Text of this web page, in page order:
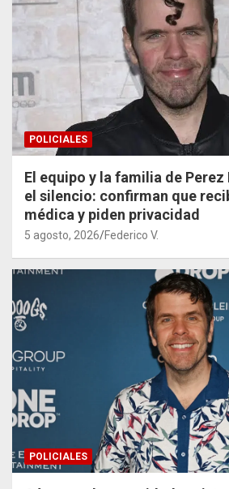
POLICIALES
El equipo y la familia de
el silencio: confirman que
médica y piden privacidad
5 agosto, 2026 Federico V.
POLICIALES